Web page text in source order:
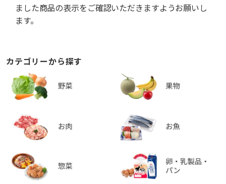
ました商品の表示をご確認いただきますようお願いし
ます。
カテゴリーから探す